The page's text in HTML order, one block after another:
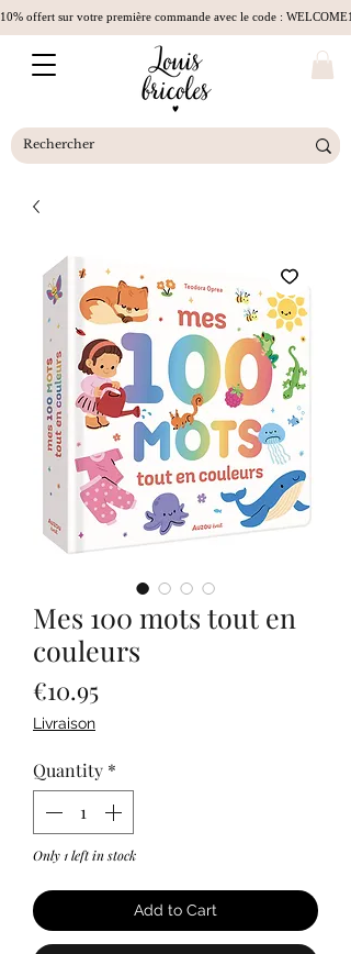
10% offert sur votre première commande avec le code :
Mes 100 mots tout en
couleurs
€10.95Price
Livraison
Quantity *
Only 1 left in stock
Add to Cart